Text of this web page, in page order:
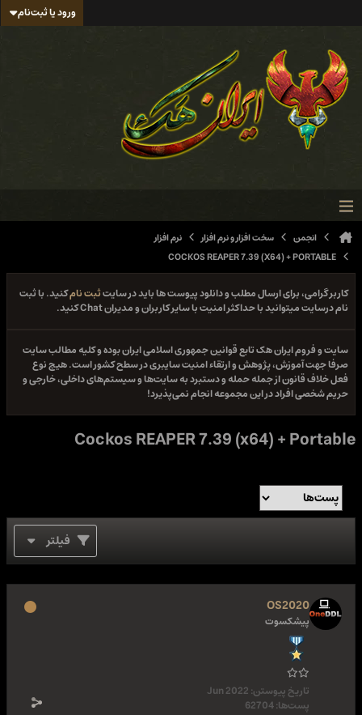
ورود یا ثبت‌نام
انجمن سخت افزار و نرم افزار
نرم افزار
COCKOS REAPER 7.39 (X64) + PORTABLE
کاربر گرامی، برای ارسال مطلب و دانلود پیوست ها باید در سایتثبت نامکنید. با ثبت
نام درسایت میتوانید با حداکثر امنیت با سایر کاربران و مدیران Chat کنید.
سایت و فروم ایران هک تابع قوانین جمهوری اسلامی ایران بوده و کلیه مطالب سایت
صرفا جهت آموزش، پژوهش و ارتقاء امنیت سایبری در سطح کشور است. هیچ نوع
فعل خلاف قانون از جمله حمله و دستبرد به سایت‌ها و سیستم‌های داخلی، خارجی و
حریم شخصی افراد در این مجموعه انجام نمی‌پذیرد!
Cockos REAPER 7.39 (x64) + Portable
فیلتر
OS2020
پیشکسوت
تاریخ پیوستن:Jun 2022
پست‌ها:62704